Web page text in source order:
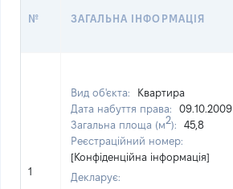
№ ЗАГАЛЬНА ІНФОРМАЦІЯ
1
Вид об'єкта:
Квартира
Дата набуття права:
09.10.2009
Загальна площа (м2):
45,8
Реєстраційний номер:
[Конфіденційна інформація]
Декларує: